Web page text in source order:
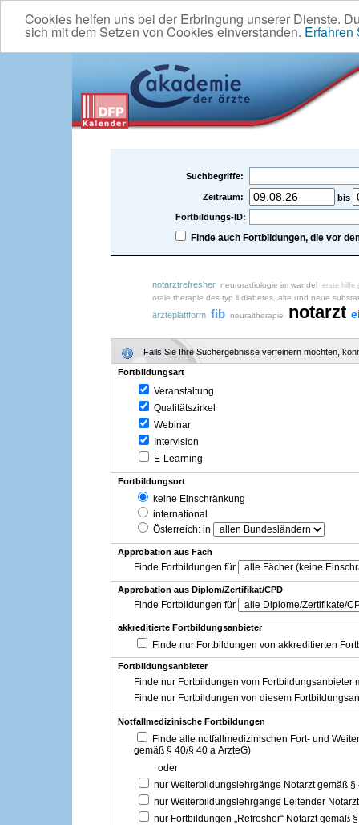
Cookies helfen uns bei der Erbringung unserer Dienste.
sich mit dem Setzen von Cookies einverstanden. Erfahren
Suchbegriffe:
Zeitraum:
bis
Fortbildungs-ID:
Finde auch Fortbildungen, die vor
notarztrefresher neuroradiologie im wandel erste hilfe
orale therapie des typ ii diabetes, alte und neue
ärzteplattform fib neuraltherapie notarzt
Falls Sie Ihre Suchergebnisse verfeinern möchten,
Fortbildungsart
Veranstaltung
Qualitätszirkel
Webinar
Intervision
E-Learning
Fortbildungsort
keine Einschränkung
international
Österreich: in
Approbation aus Fach
Finde Fortbildungen für
Approbation aus Diplom/Zertifikat/CPD
Finde Fortbildungen für
akkreditierte Fortbildungsanbieter
Finde nur Fortbildungen von akkreditierten
Fortbildungsanbieter
Finde nur Fortbildungen vom Fortbildungsanbieter
Finde nur Fortbildungen von diesem
Notfallmedizinische Fortbildungen
Finde alle notfallmedizinischen Fort- und
gemäß § 40/§ 40 a ÄrzteG)
oder
nur Weiterbildungslehrgänge Notarzt gemäß §
nur Weiterbildungslehrgänge Leitender
nur Fortbildungen „Refresher“ Notarzt gemäß